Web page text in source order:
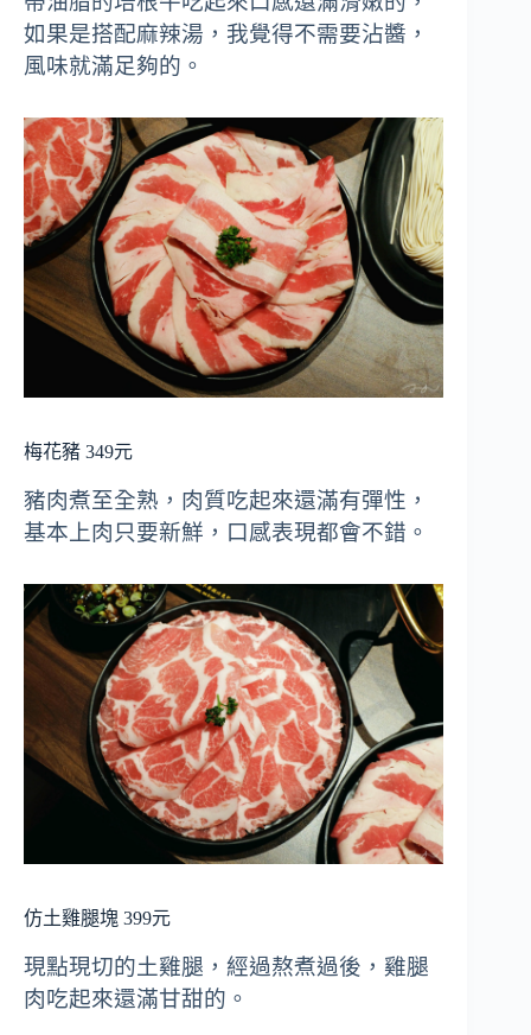
如果是搭配麻辣湯，我覺得不需要沾醬，
風味就滿足夠的。
梅花豬 349元
豬肉煮至全熟，肉質吃起來還滿有彈性，
基本上肉只要新鮮，口感表現都會不錯。
仿土雞腿塊 399元
現點現切的土雞腿，經過熬煮過後，雞腿
肉吃起來還滿甘甜的。